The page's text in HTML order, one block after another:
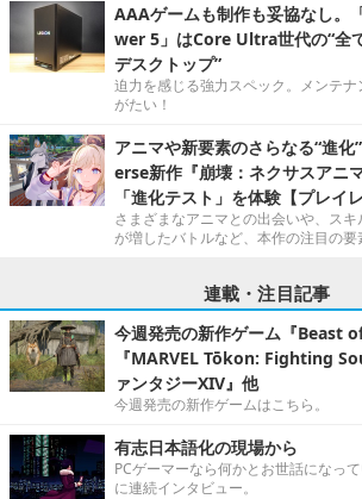
AAAゲームも制作も妥協なし
wer 5」はCore Ultra世代の“全
デスクトップ”
迫力を感じる強力スペック。メンテナ
がたい！
アニマや新要素のさらなる“進
erse新作『崩壊：ネクサスアニ
「進化テスト」を体験【プレイレ
さまざまなアニマとの出会いや、ス
が増したバトルなど、本作の注目の要
連載・注目記事
今週発売の新作ゲーム『Beast
『MARVEL Tōkon: Fighting
ァンタジーXIV』他
今週発売の新作ゲームはこちら。
有志日本語化の現場から
PCゲーマーなら何かとお世話になっ
に連続インタビュー。